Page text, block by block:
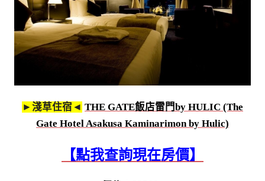
►淺草住宿◄ THE GATE飯店雷門by HULIC (The
Gate Hotel Asakusa Kaminarimon by Hulic)
【點我查詢現在房價】